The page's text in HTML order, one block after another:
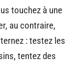
touchez à une
au contraire,
: testez les
tentez des